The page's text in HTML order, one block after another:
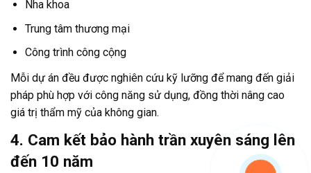
Nha khoa
Trung tâm thương mại
Công trình công cộng
Mỗi dự án đều được nghiên cứu kỹ lưỡng để mang đến giải
pháp phù hợp với công năng sử dụng, đồng thời nâng cao
giá trị thẩm mỹ của không gian.
4. Cam kết bảo hành trần xuyên sáng lên
đến 10 năm